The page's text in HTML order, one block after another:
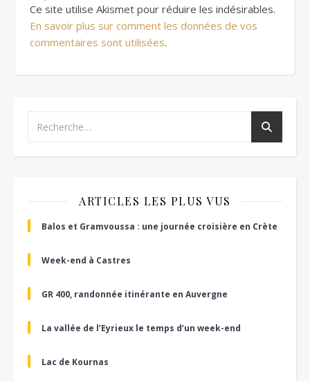
Ce site utilise Akismet pour réduire les indésirables.
En savoir plus sur comment les données de vos
commentaires sont utilisées.
ARTICLES LES PLUS VUS
Balos et Gramvoussa : une journée croisière en Crète
Week-end à Castres
GR 400, randonnée itinérante en Auvergne
La vallée de l’Eyrieux le temps d’un week-end
Lac de Kournas